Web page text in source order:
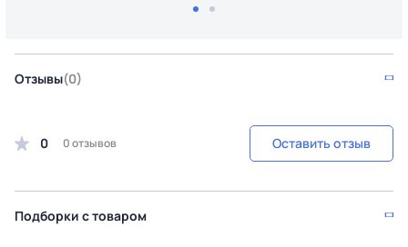
Отзывы(0)
0 0 отзывов Оставить отзыв
Подборки с товаром